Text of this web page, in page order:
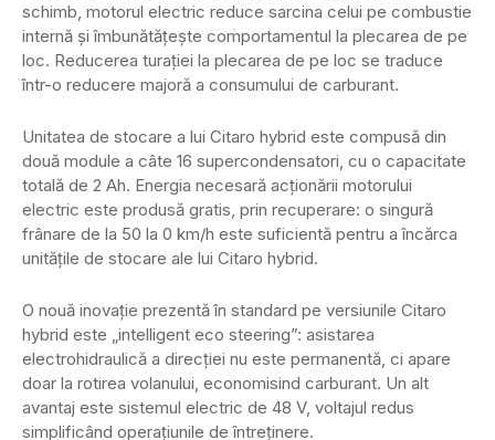
schimb, motorul electric reduce sarcina celui pe combustie
internă și îmbunătățește comportamentul la plecarea de pe
loc. Reducerea turației la plecarea de pe loc se traduce
într-o reducere majoră a consumului de carburant.
Unitatea de stocare a lui Citaro hybrid este compusă din
două module a câte 16 supercondensatori, cu o capacitate
totală de 2 Ah. Energia necesară acționării motorului
electric este produsă gratis, prin recuperare: o singură
frânare de la 50 la 0 km/h este suficientă pentru a încărca
unitățile de stocare ale lui Citaro hybrid.
O nouă inovație prezentă în standard pe versiunile Citaro
hybrid este „intelligent eco steering”: asistarea
electrohidraulică a direcției nu este permanentă, ci apare
doar la rotirea volanului, economisind carburant. Un alt
avantaj este sistemul electric de 48 V, voltajul redus
simplificând operațiunile de întreținere.